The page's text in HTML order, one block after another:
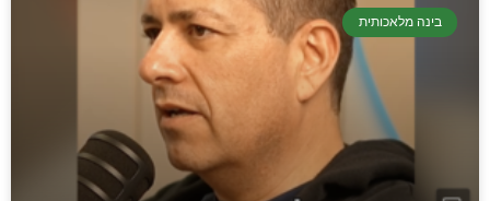
קריפטוגרפיה, ביצועים, אבטחת מידע ומידע
יסודי וחשוב שגם מתכנתים מנוסים לא תמיד
הכנסו עכשיו
בינה מלאכותית